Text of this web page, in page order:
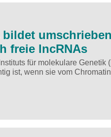
bildet
freie lncRNAs
für molekulare
ist, wenn sie vom